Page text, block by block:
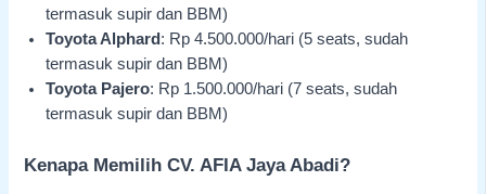
termasuk supir dan BBM)
Toyota Alphard: Rp 4.500.000/hari (5 seats, sudah
termasuk supir dan BBM)
Toyota Pajero: Rp 1.500.000/hari (7 seats, sudah
termasuk supir dan BBM)
Kenapa Memilih CV. AFIA Jaya Abadi?